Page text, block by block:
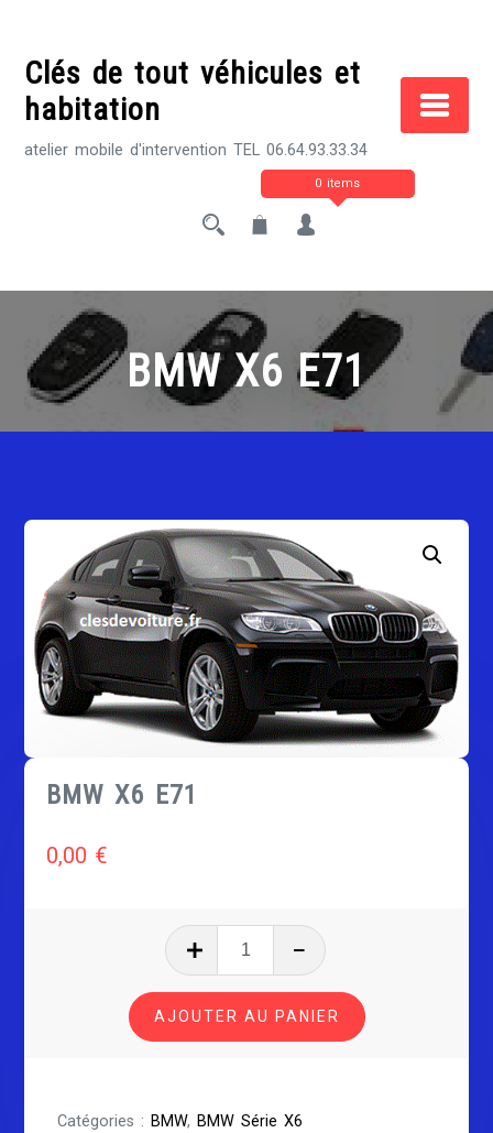
contentClés de tout véhicules et
habitation
atelier mobile d'intervention TEL 06.64.93.33.34
0 items
BMW X6 E71
BMW X6 E71
0,00 €
quantité
BMW
X6
E71
AJOUTER AU PANIER
Catégories : BMW, BMW Série X6